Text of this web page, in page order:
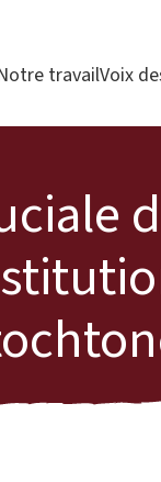
travailVoix